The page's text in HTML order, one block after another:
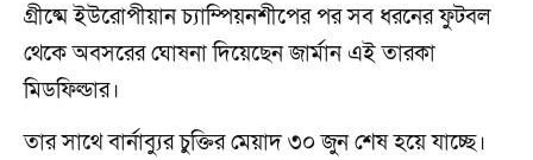
গ্রীষ্মে ইউরোপীয়ান চ্যাম্পিয়নশীপের পর সব ধরনের ফুটবল
থেকে অবসরের ঘোষনা দিয়েছেন জার্মান এই তারকা
মিডফিল্ডার।
তার সাথে বার্নাব্যুর চুক্তির মেয়াদ ৩০ জুন শেষ হয়ে যাচ্ছে।